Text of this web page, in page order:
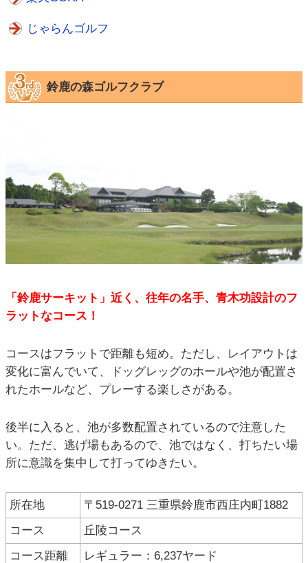
じゃらんゴルフ
鈴鹿の森ゴルフクラブ
「鈴鹿サーキット」近く、往年の名手、青木功設計のフ
ラットなコース！
コースはフラットで距離も短め。ただし、レイアウトは
変化に富んでいて、ドッグレッグのホールや池が配置さ
れたホールなど、プレーする楽しさがある。
後半に入ると、池が多数配置されているので注意した
い。ただ、逃げ場もあるので、池ではなく、打ちたい場
所に意識を集中して打ってゆきたい。
所在地
〒519-0271 三重県鈴鹿市西庄内町1882
コース
丘陵コース
コース距離
レギュラー：6,237ヤード